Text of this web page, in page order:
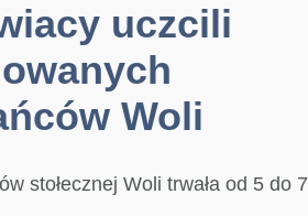
uczcili
Woli
stołecznej Woli trwała od 5 do 7